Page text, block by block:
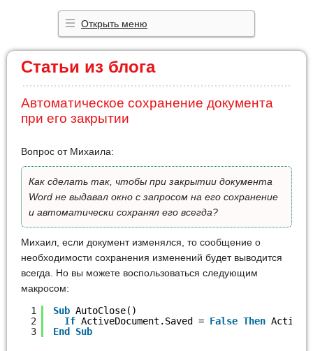
Статьи из блога
Автоматическое сохранение документа
при его закрытии
Вопрос от Михаила:
Как сделать так, чтобы при закрытии документа
Word не выдавал окно с запросом на его сохранение
и автоматически сохранял его всегда?
Михаил, если документ изменялся, то сообщение о
необходимости сохранения изменений будет выводится
всегда. Но вы можете воспользоваться следующим
макросом:
1
2
3
Sub AutoClose()
If ActiveDocument.Saved = False Then
End
Sub
Открыть меню